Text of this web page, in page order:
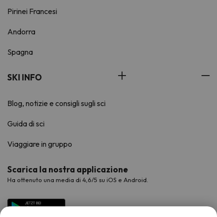
Pirinei Francesi
Andorra
Spagna
SKI INFO
Blog, notizie e consigli sugli sci
Guida di sci
Viaggiare in gruppo
Scarica la nostra applicazione
Ha ottenuto una media di 4,6/5 su iOS e Android.